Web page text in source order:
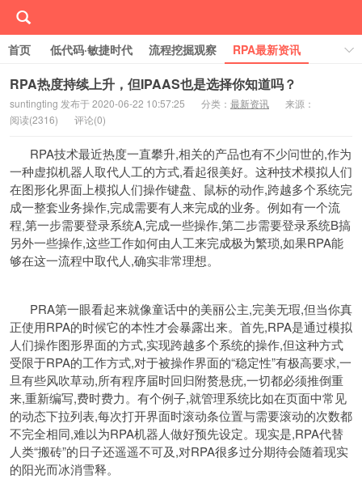
首页 低代码·敏捷时代 流程挖掘观察
RPA最新资讯
线下/线上活动Event
行业案例库
学习RPA
关于RPA中国
RPA热度持续上升，但IPAAS也是选择你知道吗？
suntingting 发布于 2020-06-22 10:57:25 分类： 最新资讯
来源：
阅读(2316) 评论(0)
RPA技术最近热度一直攀升,相关的产品也有不少问世的,作为
一种虚拟机器人取代人工的方式,看起很美好。这种技术模拟人们
在图形化界面上模拟人们操作键盘、鼠标的动作,跨越多个系统完
成一整套业务操作,完成需要有人来完成的业务。例如有一个流
程,第一步需要登录系统A,完成一些操作,第二步需要登录系统B搞
另外一些操作,这些工作如何由人工来完成极为繁琐,如果RPA能
够在这一流程中取代人,确实非常理想。
PRA第一眼看起来就像童话中的美丽公主,完美无瑕,但当你真
正使用RPA的时候它的本性才会暴露出来。首先,RPA是通过模拟
人们操作图形界面的方式,实现跨越多个系统的操作,但这种方式
受限于RPA的工作方式,对于被操作界面的“稳定性”有极高要求,一
旦有些风吹草动,所有程序届时回归附赘悬疣,一切都必须推倒重
来,重新编写,费时费力。有个例子,就管理系统比如在页面中常见
的动态下拉列表,每次打开界面时滚动条位置与需要滚动的次数都
不完全相同,难以为RPA机器人做好预先设定。现实是,RPA代替
人类“搬砖”的日子还遥遥不可及,对RPA很多过分期待会随着现实
的阳光而冰消雪释。